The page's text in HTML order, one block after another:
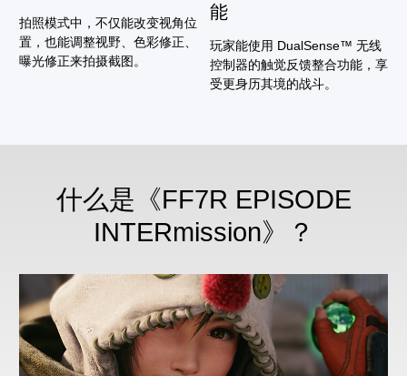
拍照模式中，不仅能改变视角位
置，也能调整视野、色彩修正、
曝光修正来拍摄截图。
能
玩家能使用 DualSense™ 无线
控制器的触觉反馈整合功能，享
受更身历其境的战斗。
什么是《FF7R EPISODE
INTERmission》？